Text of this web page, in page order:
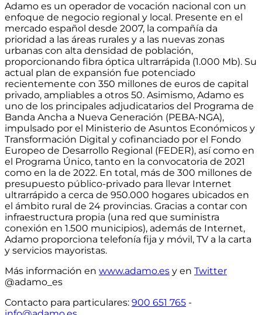
Adamo es un operador de vocación nacional con un
enfoque de negocio regional y local. Presente en el
mercado español desde 2007, la compañía da
prioridad a las áreas rurales y a las nuevas zonas
urbanas con alta densidad de población,
proporcionando fibra óptica ultrarrápida (1.000 Mb). Su
actual plan de expansión fue potenciado
recientemente con 350 millones de euros de capital
privado, ampliables a otros 50. Asimismo, Adamo es
uno de los principales adjudicatarios del Programa de
Banda Ancha a Nueva Generación (PEBA-NGA),
impulsado por el Ministerio de Asuntos Económicos y
Transformación Digital y cofinanciado por el Fondo
Europeo de Desarrollo Regional (FEDER), así como en
el Programa Único, tanto en la convocatoria de 2021
como en la de 2022. En total, más de 300 millones de
presupuesto público-privado para llevar Internet
ultrarrápido a cerca de 950.000 hogares ubicados en
el ámbito rural de 24 provincias. Gracias a contar con
infraestructura propia (una red que suministra
conexión en 1.500 municipios), además de Internet,
Adamo proporciona telefonía fija y móvil, TV a la carta
y servicios mayoristas.
Más información en www.adamo.es y en Twitter
@adamo_es
Contacto para particulares: 900 651 765 -